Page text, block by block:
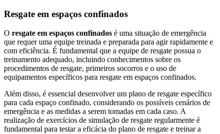
Resgate em espaços confinados
O resgate em espaços confinados é uma situação de emergência
que requer uma equipe treinada e preparada para agir rapidamente e
com eficiência. É fundamental que a equipe de resgate possua o
treinamento adequado, incluindo conhecimentos sobre os
procedimentos de resgate, primeiros socorros e o uso de
equipamentos específicos para resgate em espaços confinados.
Além disso, é essencial desenvolver um plano de resgate específico
para cada espaço confinado, considerando os possíveis cenários de
emergência e as medidas a serem tomadas em cada caso. A
realização de exercícios de simulação de resgate regularmente é
fundamental para testar a eficácia do plano de resgate e treinar a